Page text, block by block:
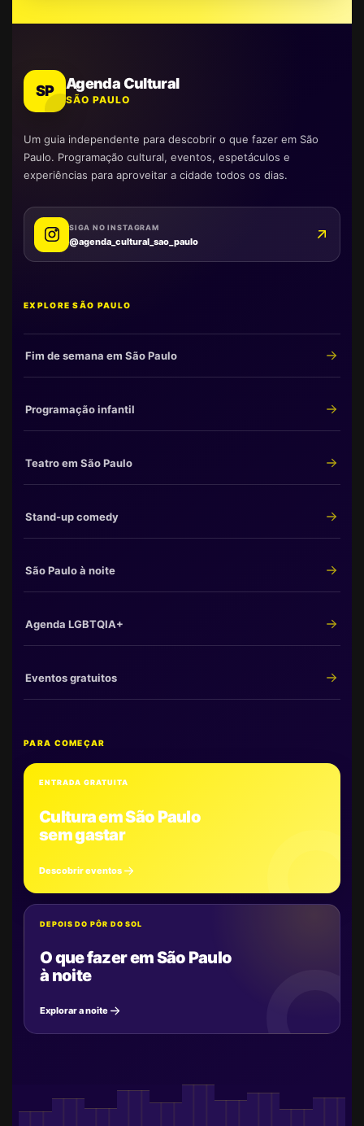
SP Agenda Cultural
SÃO PAULO
Um guia independente para descobrir o que fazer em São
Paulo. Programação cultural, eventos, espetáculos e
experiências para aproveitar a cidade todos os dias.
SIGA NO INSTAGRAM
@agenda_cultural_sao_paulo
EXPLORE SÃO PAULO
Fim de semana em São Paulo
Programação infantil
Teatro em São Paulo
Stand-up comedy
São Paulo à noite
Agenda LGBTQIA+
Eventos gratuitos
PARA COMEÇAR
ENTRADA GRATUITA
Cultura em São Paulo
sem gastar
Descobrir eventos
DEPOIS DO PÔR DO SOL
O que fazer em São Paulo
à noite
Explorar a noite